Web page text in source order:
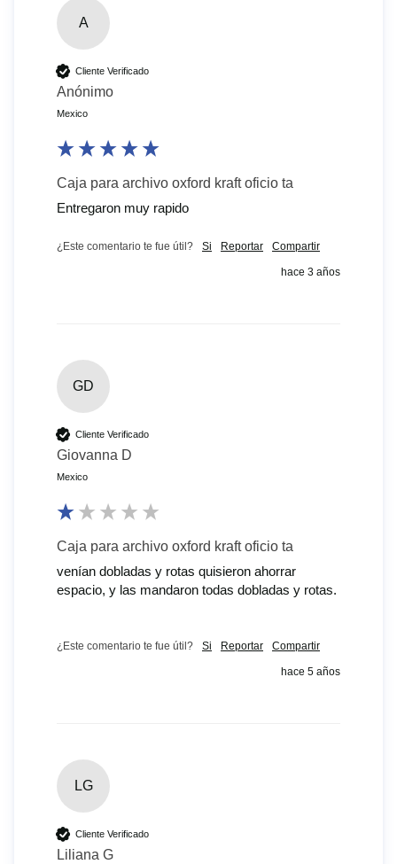
A
Cliente Verificado
Anónimo
Mexico
Caja para archivo oxford kraft oficio ta
Entregaron muy rapido
¿Este comentario te fue útil? Si Reportar Compartir
hace 3 años
GD
Cliente Verificado
Giovanna D
Mexico
Caja para archivo oxford kraft oficio ta
venían dobladas y rotas quisieron ahorrar
espacio, y las mandaron todas dobladas y rotas.
¿Este comentario te fue útil? Si Reportar Compartir
hace 5 años
LG
Cliente Verificado
Liliana G